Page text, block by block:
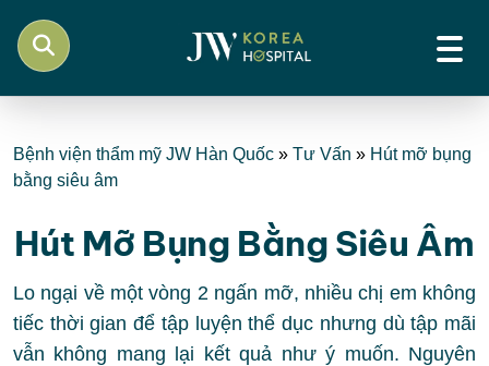
Bệnh viện thẩm mỹ JW Hàn Quốc » Tư Vấn » Hút mỡ bụng
bằng siêu âm
Hút Mỡ Bụng Bằng Siêu Âm
Lo ngại về một vòng 2 ngấn mỡ, nhiều chị em không
tiếc thời gian để tập luyện thể dục nhưng dù tập mãi
vẫn không mang lại kết quả như ý muốn. Nguyên